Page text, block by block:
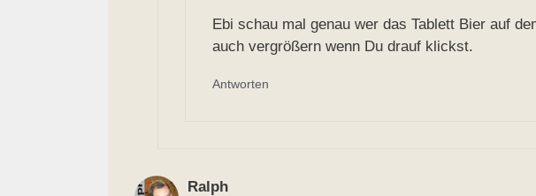
Ebi schau mal genau wer das Tablett Bier auf
auch vergrößern wenn Du drauf klickst.
Antworten
Ralph